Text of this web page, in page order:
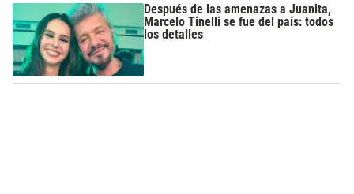
Después de las amenazas a Juanita,
Marcelo Tinelli se fue del país: todos
los detalles